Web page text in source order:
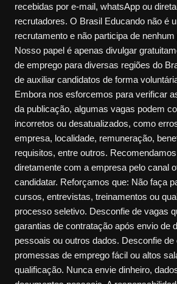
recebidas por e-mail, whatsApp ou
recrutadores. O Brasil Educando não é
recrutamento e não participa de
Nosso papel é apenas divulgar
de emprego para diversas regiões do
de auxiliar candidatos de forma
Embora nos esforcemos para verificar
da publicação, algumas vagas podem
incorretos ou desatualizados, como
empresa, localidade, remuneração,
requisitos, entre outros.
diretamente com a empresa pelo canal
candidatar. Reforçamos que: Não faça
cursos, entrevistas, treinamentos ou
processo seletivo. Desconfie de vagas
garantias de contratação após envio de
pessoais ou outros dados. Desconfie
promessas de emprego fácil ou altos
qualificação. Nunca envie dinheiro,